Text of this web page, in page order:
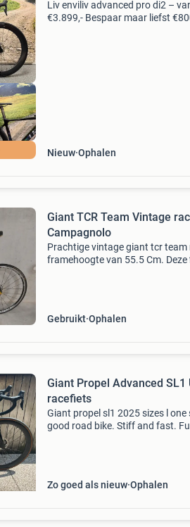
Liv enviliv advanced pro di2 –
€3.899,- Bespaar maar liefst
Nieuw Ophalen
Giant TCR Team Vintage
Campagnolo
Prachtige vintage giant tcr team
framehoogte van 55.5 Cm.
Gebruikt Ophalen
Giant Propel Advanced SL1
racefiets
Giant propel sl1 2025 sizes l one
good road bike. Stiff and fast.
Zo goed als nieuw Ophalen